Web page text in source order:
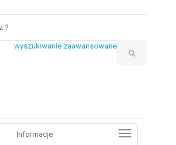
wyszukiwanie zaawansowane
Informacje